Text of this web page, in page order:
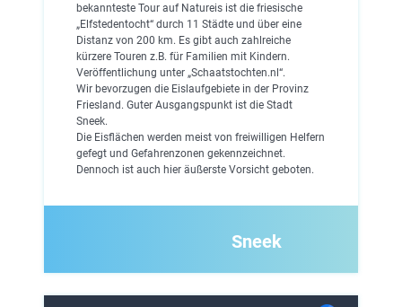
bekannteste Tour auf Natureis ist die friesische
„Elfstedentocht“ durch 11 Städte und über eine
Distanz von 200 km. Es gibt auch zahlreiche
kürzere Touren z.B. für Familien mit Kindern.
Veröffentlichung unter „Schaatstochten.nl“.
Wir bevorzugen die Eislaufgebiete in der Provinz
Friesland. Guter Ausgangspunkt ist die Stadt
Sneek.
Die Eisflächen werden meist von freiwilligen Helfern
gefegt und Gefahrenzonen gekennzeichnet.
Dennoch ist auch hier äußerste Vorsicht geboten.
Sneek